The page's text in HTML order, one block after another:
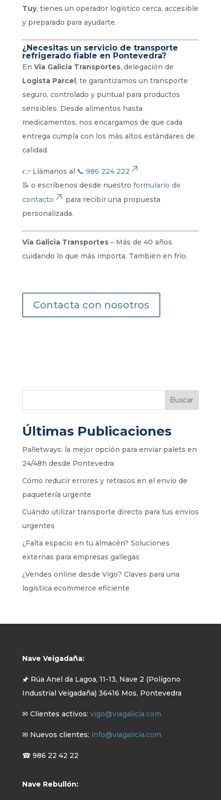
Tuy, tienes un operador logístico cerca, accesible
y preparado para ayudarte.
¿Necesitas un servicio de transporte
refrigerado fiable en Pontevedra?
En Via Galicia Transportes, delegación de
Logista Parcel, te garantizamos un transporte
seguro, controlado y puntual para productos
sensibles. Desde alimentos hasta
medicamentos, nos encargamos de que cada
entrega cumpla con los más altos estándares de
calidad.
👉 Llámanos al 📞 986 224 222
📝 o escríbenos desde nuestro formulario de
contacto
para recibir una propuesta
personalizada.
Via Galicia Transportes– Más de 40 años
cuidando lo que más importa. También en frío.
Contacta con nosotros
Buscar
Últimas Publicaciones
Palletways: la mejor opción para enviar palets en
24/48h desde Pontevedra
Cómo reducir errores y retrasos en el envío de
paquetería urgente
Cuándo utilizar transporte directo para tus envíos
urgentes
¿Falta espacio en tu almacén? Soluciones
externas para empresas gallegas
¿Vendes online desde Vigo? Claves para una
logística ecommerce eficiente
Nave Veigadaña:
🖈 Rúa Anel da Lagoa, 11-13, Nave 2 (Polígono
Industrial Veigadaña) 36416 Mos, Pontevedra
✉ Clientes activos: vigo@viagalicia.com
✉ Nuevos clientes: info@viagalicia.com
☎ 986 22 42 22
Nave Rebullón: